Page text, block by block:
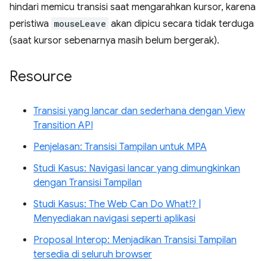
hindari memicu transisi saat mengarahkan kursor, karena
peristiwa mouseLeave akan dipicu secara tidak terduga
(saat kursor sebenarnya masih belum bergerak).
Resource
Transisi yang lancar dan sederhana dengan View
Transition API
Penjelasan: Transisi Tampilan untuk MPA
Studi Kasus: Navigasi lancar yang dimungkinkan
dengan Transisi Tampilan
Studi Kasus: The Web Can Do What!? |
Menyediakan navigasi seperti aplikasi
Proposal Interop: Menjadikan Transisi Tampilan
tersedia di seluruh browser